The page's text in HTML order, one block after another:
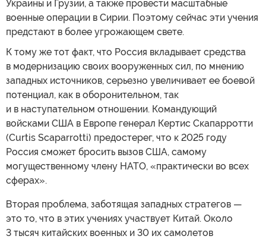
Украины и Грузии, а также провести масштабные
военные операции в Сирии. Поэтому сейчас эти учения
предстают в более угрожающем свете.
К тому же тот факт, что Россия вкладывает средства
в модернизацию своих вооруженных сил, по мнению
западных источников, серьезно увеличивает ее боевой
потенциал, как в оборонительном, так
и в наступательном отношении. Командующий
войсками США в Европе генерал Кертис Скапарротти
(Curtis Scaparrotti) предостерег, что к 2025 году
Россия сможет бросить вызов США, самому
могущественному члену НАТО, «практически во всех
сферах».
Вторая проблема, заботящая западных стратегов —
это то, что в этих учениях участвует Китай. Около
3 тысяч китайских военных и 30 их самолетов